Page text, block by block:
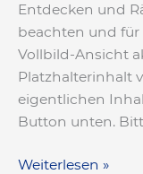
Entdecken und
beachten und für
Vollbild-Ansicht
Platzhalterinhalt
eigentlichen
Button unten.
Weiterlesen »